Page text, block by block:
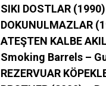
SIKI DOSTLAR
DOKUNULMAZLAR
ATEŞTEN KALBE
Smoking Barrels –
REZERVUAR